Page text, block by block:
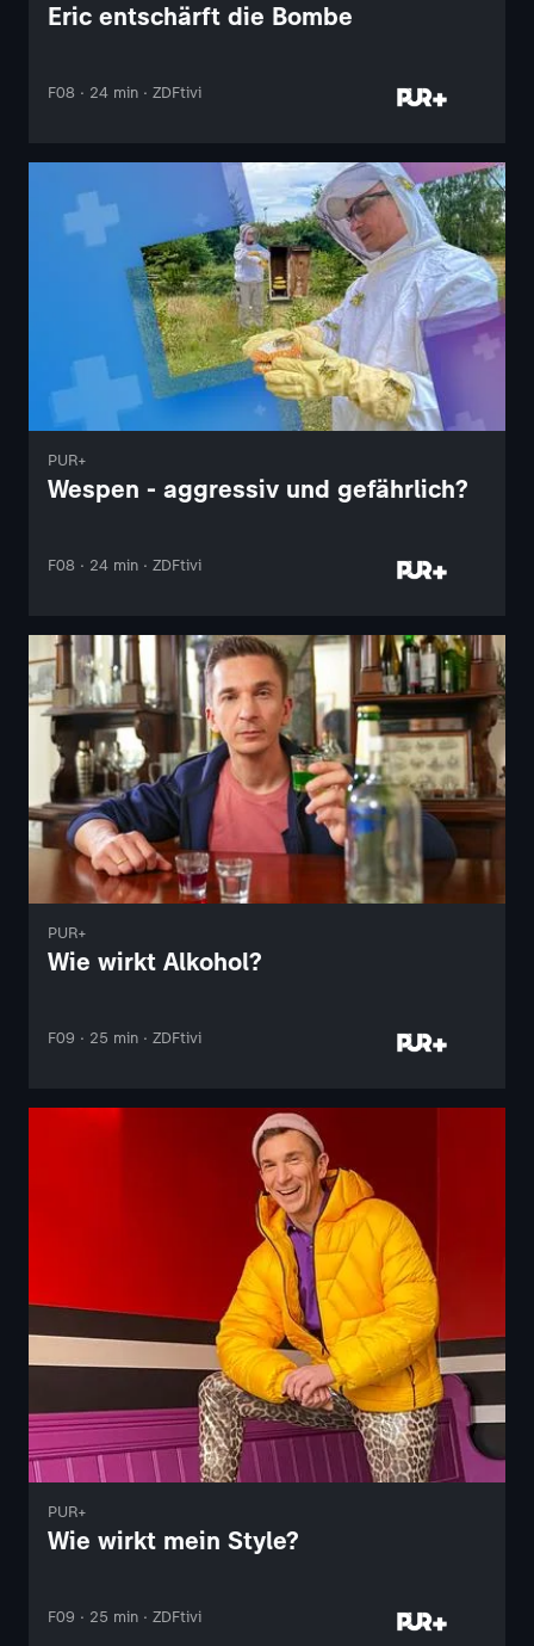
Eric entschärft die Bombe
F08 · 24 min · ZDFtivi
PUR+
Wespen - aggressiv und gefährlich?
F08 · 24 min · ZDFtivi
PUR+
Wie wirkt Alkohol?
F09 · 25 min · ZDFtivi
PUR+
Wie wirkt mein Style?
F09 · 25 min · ZDFtivi